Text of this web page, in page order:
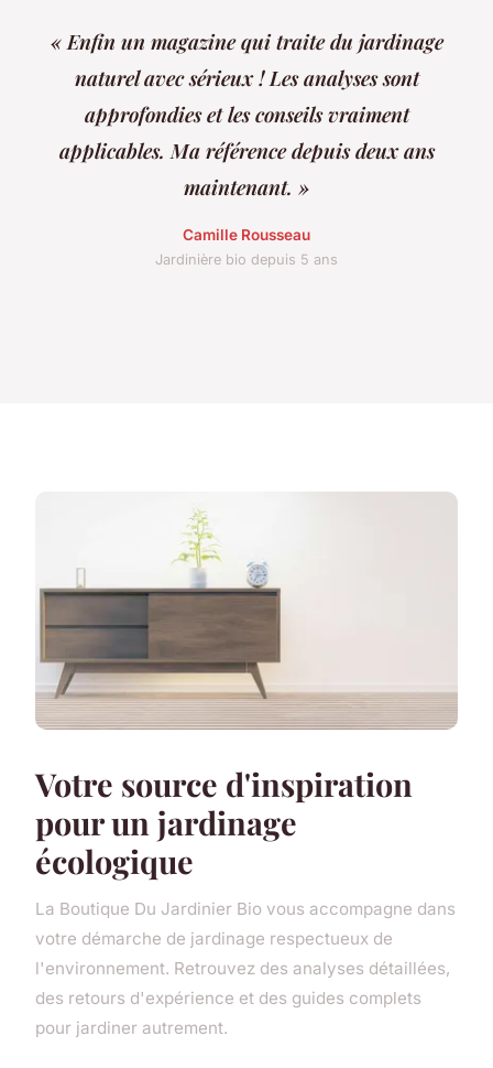
« Enfin un magazine qui traite du jardinage
naturel avec sérieux ! Les analyses sont
approfondies et les conseils vraiment
applicables. Ma référence depuis deux ans
maintenant. »
Camille Rousseau
Jardinière bio depuis 5 ans
Votre source d'inspiration
pour un jardinage
écologique
La Boutique Du Jardinier Bio vous accompagne dans
votre démarche de jardinage respectueux de
l'environnement. Retrouvez des analyses détaillées,
des retours d'expérience et des guides complets
pour jardiner autrement.